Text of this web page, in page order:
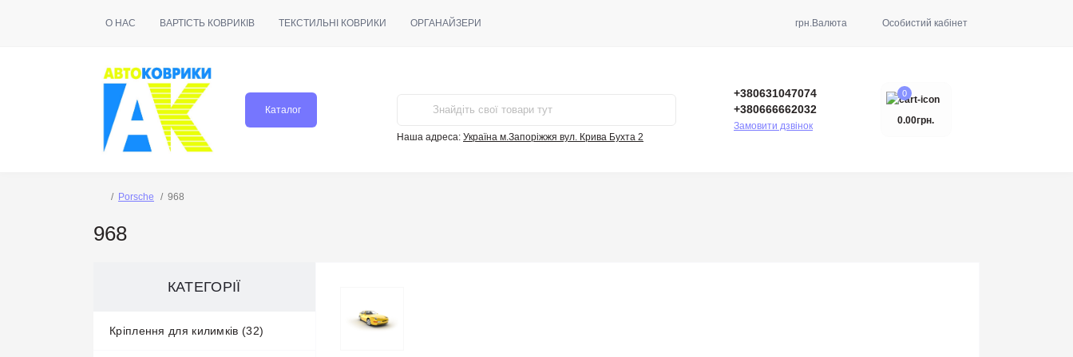
О НАС ВАРТІСТЬ КОВРИКІВ ТЕКСТИЛЬНІ КОВРИКИ ОРГАНАЙЗЕРИ грн.Валюта Особистий кабінет
Каталог
Наша адреса: Україна м.Запоріжжя вул. Крива Бухта 2
+380631047074
+380666662032
Замовити дзвінок
0
0.00грн.
Porsche 968
968
КАТЕГОРІЇ
Кріплення для килимків (32)